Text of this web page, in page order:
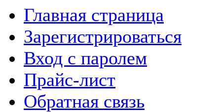
Главная страница
Зарегистрироваться
Вход с паролем
Прайс-лист
Обратная связь